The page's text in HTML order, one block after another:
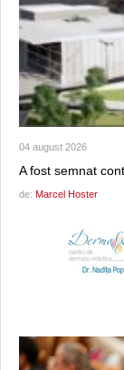
04 august 2026
A fost semnat
de: Marcel Hoster